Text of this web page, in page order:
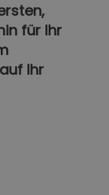
für Ihr
Ihr